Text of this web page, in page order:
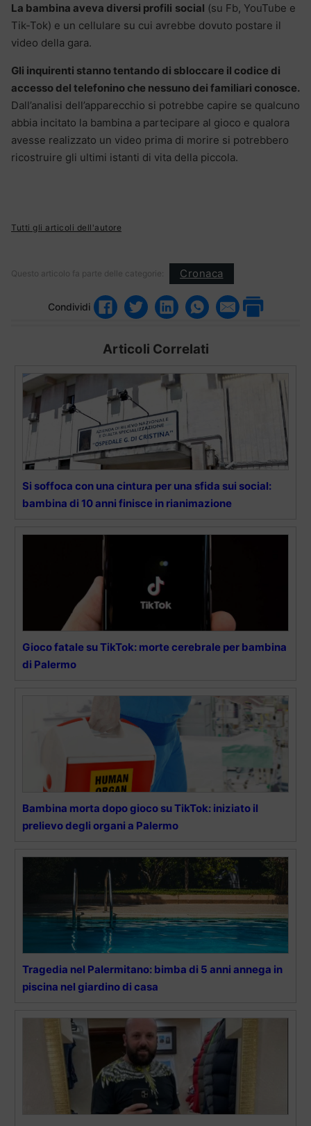
La bambina aveva diversi profili social (su Fb, YouTube e
Tik-Tok) e un cellulare su cui avrebbe dovuto postare il
video della gara.
Gli inquirenti stanno tentando di sbloccare il codice di
accesso del telefonino che nessuno dei familiari conosce.
Dall’analisi dell’apparecchio si potrebbe capire se qualcuno
abbia incitato la bambina a partecipare al gioco e qualora
avesse realizzato un video prima di morire si potrebbero
ricostruire gli ultimi istanti di vita della piccola.
Tutti gli articoli dell'autore
Questo articolo fa parte delle categorie: Cronaca
Condividi
Articoli Correlati
Si soffoca con una cintura per una sfida sui social:
bambina di 10 anni finisce in rianimazione
Gioco fatale su TikTok: morte cerebrale per bambina
di Palermo
Bambina morta dopo gioco su TikTok: iniziato il
prelievo degli organi a Palermo
Tragedia nel Palermitano: bimba di 5 anni annega in
piscina nel giardino di casa